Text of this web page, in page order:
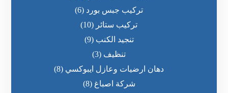
تركيب جبس بورد (6)
تركيب ستائر (10)
تنجيد الكنب (9)
تنظيف (3)
دهان ارضيات وعازل ايبوكسي (8)
شركة اصباغ (8)